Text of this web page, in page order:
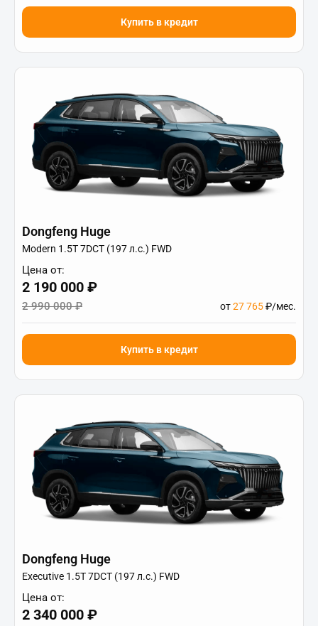
Купить в кредит
Dongfeng Huge
Modern 1.5T 7DCT (197 л.с.) FWD
Цена от:
2 190 000 ₽
2 990 000 ₽ от27 765₽/мес.
Купить в кредит
Dongfeng Huge
Executive 1.5T 7DCT (197 л.с.) FWD
Цена от:
2 340 000 ₽